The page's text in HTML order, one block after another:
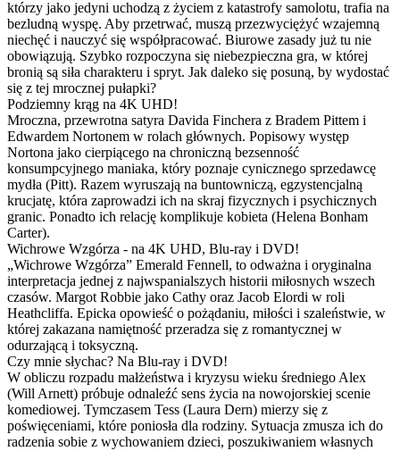
którzy jako jedyni uchodzą z życiem z katastrofy samolotu, trafia na
bezludną wyspę. Aby przetrwać, muszą przezwyciężyć wzajemną
niechęć i nauczyć się współpracować. Biurowe zasady już tu nie
obowiązują. Szybko rozpoczyna się niebezpieczna gra, w której
bronią są siła charakteru i spryt. Jak daleko się posuną, by wydostać
się z tej mrocznej pułapki?
Podziemny krąg na 4K UHD!
Mroczna, przewrotna satyra Davida Finchera z Bradem Pittem i
Edwardem Nortonem w rolach głównych. Popisowy występ
Nortona jako cierpiącego na chroniczną bezsenność
konsumpcyjnego maniaka, który poznaje cynicznego sprzedawcę
mydła (Pitt). Razem wyruszają na buntowniczą, egzystencjalną
krucjatę, która zaprowadzi ich na skraj fizycznych i psychicznych
granic. Ponadto ich relację komplikuje kobieta (Helena Bonham
Carter).
Wichrowe Wzgórza - na 4K UHD, Blu-ray i DVD!
„Wichrowe Wzgórza” Emerald Fennell, to odważna i oryginalna
interpretacja jednej z najwspanialszych historii miłosnych wszech
czasów. Margot Robbie jako Cathy oraz Jacob Elordi w roli
Heathcliffa. Epicka opowieść o pożądaniu, miłości i szaleństwie, w
której zakazana namiętność przeradza się z romantycznej w
odurzającą i toksyczną.
Czy mnie słychac? Na Blu-ray i DVD!
W obliczu rozpadu małżeństwa i kryzysu wieku średniego Alex
(Will Arnett) próbuje odnaleźć sens życia na nowojorskiej scenie
komediowej. Tymczasem Tess (Laura Dern) mierzy się z
poświęceniami, które poniosła dla rodziny. Sytuacja zmusza ich do
radzenia sobie z wychowaniem dzieci, poszukiwaniem własnych